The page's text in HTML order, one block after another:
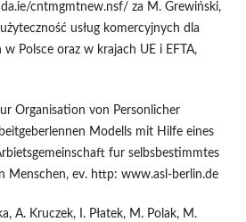
cntmgmtnew.nsf/ za M. Grewiński,
usług komercyjnych dla
Polsce oraz w krajach UE i EFTA,
Organisation von Personlicher
Modells mit Hilfe eines
fur selbsbestimmtes
Menschen, ev. http: www.asl-berlin.de
A. Kruczek, I. Płatek, M. Polak, M.